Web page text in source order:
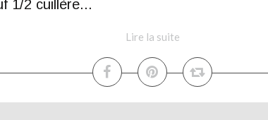
1/2 cuillère...
Lire la suite